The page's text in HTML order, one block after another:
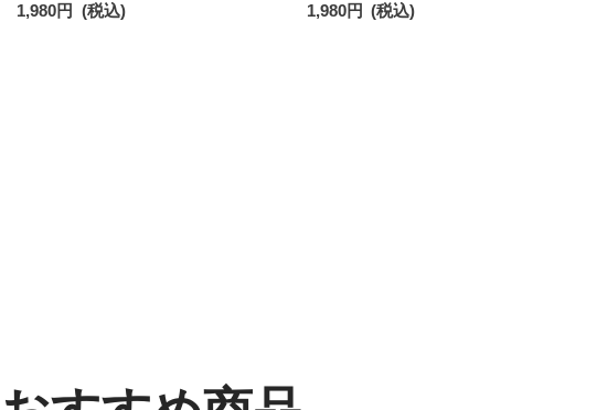
ズ レディース 92022800
1,980円 (税込)
ンズ 92009604
1,980円 (税込)